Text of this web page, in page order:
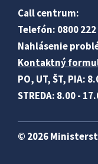
Call centrum:
Telefón: 0800 222
Nahlásenie
Kontaktný
PO, UT, ŠT, PIA:
STREDA: 8.00 -
© 2026